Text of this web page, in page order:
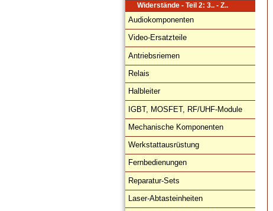
Widerstände - Teil 2: 3.. - Z..
Audiokomponenten
Video-Ersatzteile
Antriebsriemen
Relais
Halbleiter
IGBT, MOSFET, RF/UHF-Module
Mechanische Komponenten
Werkstattausrüstung
Fernbedienungen
Reparatur-Sets
Laser-Abtasteinheiten